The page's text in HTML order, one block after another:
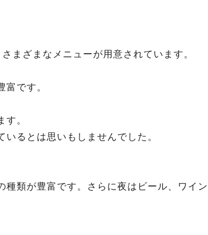
まざまなメニューが用意されています。
です。
。
るとは思いもしませんでした。
種類が豊富です。さらに夜はビール、ワイ